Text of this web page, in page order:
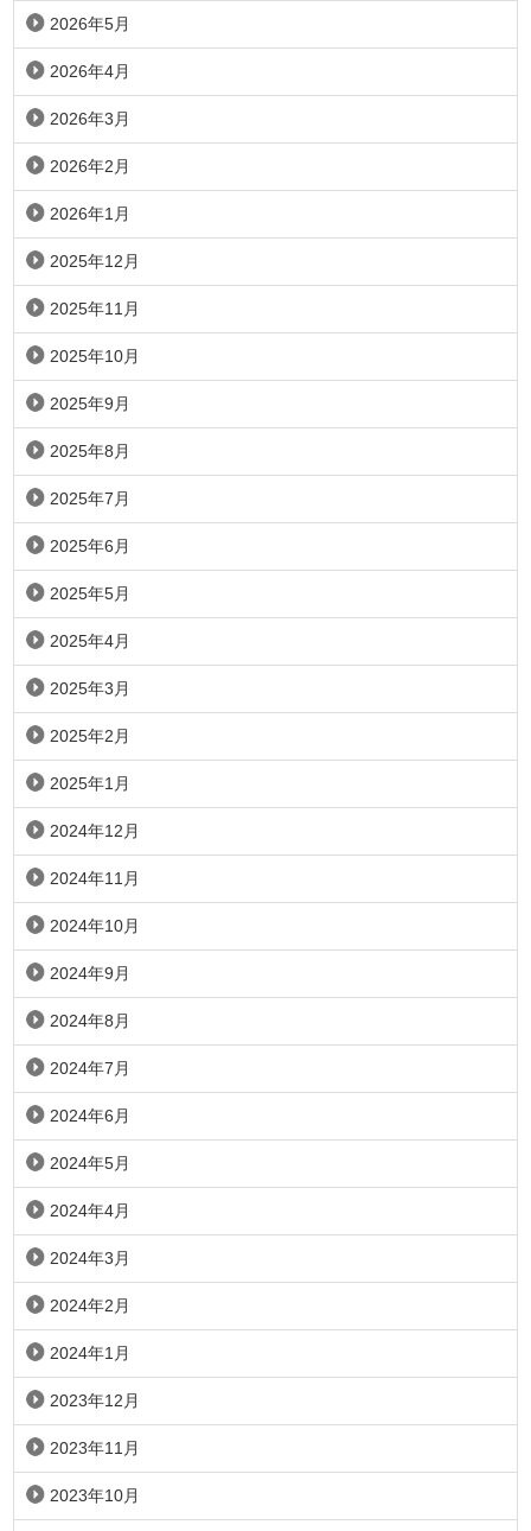
2026年5月
2026年4月
2026年3月
2026年2月
2026年1月
2025年12月
2025年11月
2025年10月
2025年9月
2025年8月
2025年7月
2025年6月
2025年5月
2025年4月
2025年3月
2025年2月
2025年1月
2024年12月
2024年11月
2024年10月
2024年9月
2024年8月
2024年7月
2024年6月
2024年5月
2024年4月
2024年3月
2024年2月
2024年1月
2023年12月
2023年11月
2023年10月